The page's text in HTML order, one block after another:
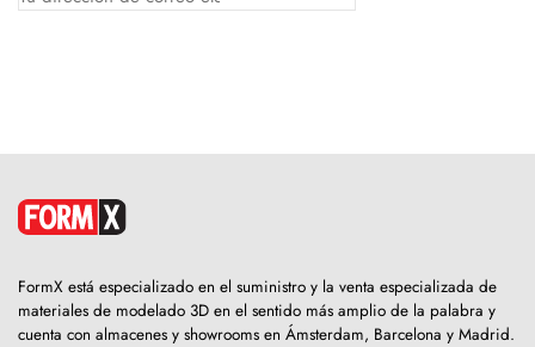
FormX está especializado en el suministro y la venta especializada de
materiales de modelado 3D en el sentido más amplio de la palabra y
cuenta con almacenes y showrooms en Ámsterdam, Barcelona y Madrid.